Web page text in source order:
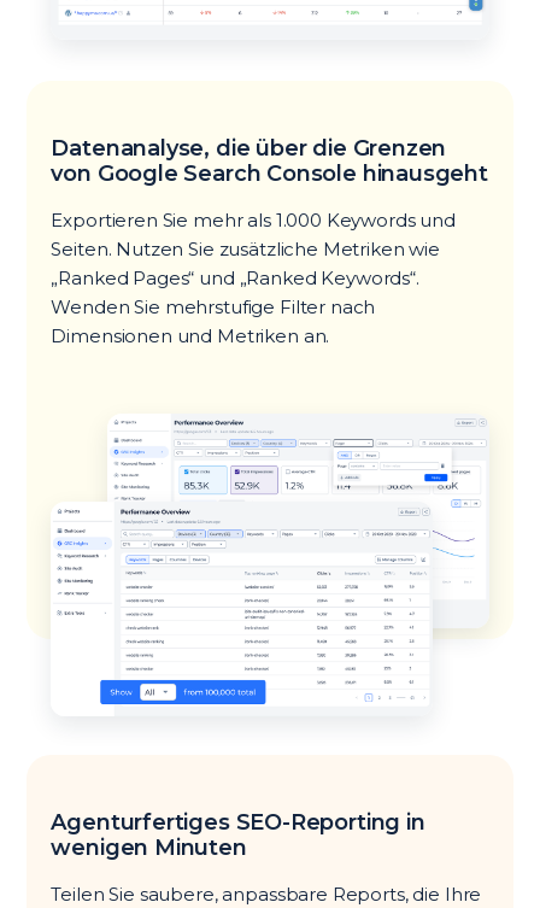
Datenanalyse, die über die Grenzen
von Google Search Console hinausgeht
Exportieren Sie mehr als 1.000 Keywords und
Seiten. Nutzen Sie zusätzliche Metriken wie
„Ranked Pages“ und „Ranked Keywords“.
Wenden Sie mehrstufige Filter nach
Dimensionen und Metriken an.
Agenturfertiges SEO-Reporting in
wenigen Minuten
Teilen Sie saubere, anpassbare Reports, die Ihre